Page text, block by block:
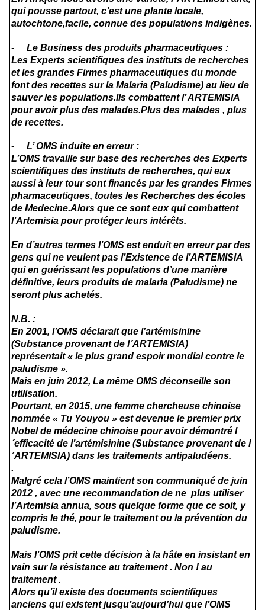
qui pousse partout, c’est une plante locale,
autochtone,facile, connue des populations indigènes.
-
Le Business des produits pharmaceutiques :
Les Experts scientifiques des instituts de recherches
et les grandes Firmes pharmaceutiques du monde
font des recettes sur la Malaria (Paludisme) au lieu de
sauver les populations.Ils combattent l’ARTEMISIA
pour avoir plus des malades.Plus des malades , plus
de recettes.
- L’ OMS induite en erreur:
L’OMS travaille sur base des recherches des Experts
scientifiques des instituts de recherches, qui eux
aussi à leur tour sont financés par les grandes Firmes
pharmaceutiques, toutes les Recherches des écoles
de Medecine.Alors que ce sont eux qui combattent
l’Artemisia pour protéger leurs intérêts.
En d’autres termes l’OMS est enduit en erreur par des
gens qui ne veulent pas l’Existence de l’ARTEMISIA
qui en guérissant les populations d’une manière
définitive, leurs produits de malaria (Paludisme) ne
seront plus achetés.
N.B. :
En 2001, l’OMS déclarait que l’artémisinine
(Substance provenant de l´ARTEMISIA)
représentait « le plus grand espoir mondial contre le
paludisme ».
Mais en juin 2012, La même OMS déconseille son
utilisation.
Pourtant, en 2015, une femme chercheuse chinoise
nommée « Tu Youyou » est devenue le premier prix
Nobel de médecine chinoise pour avoir démontré l
´efficacité de l’artémisinine (Substance provenant de l
´ARTEMISIA) dans les traitements antipaludéens.
.
Malgré cela l’OMS maintient son communiqué de juin
2012 , avec une recommandation de ne plus utiliser
l’Artemisia annua, sous quelque forme que ce soit, y
compris le thé, pour le traitement ou la prévention du
paludisme.
Mais l’OMS prit cette décision à la hâte en insistant en
vain sur la résistance au traitement . Non ! au
traitement .
Alors qu’il existe des documents scientifiques
anciens qui existent jusqu’aujourd’hui que l’OMS